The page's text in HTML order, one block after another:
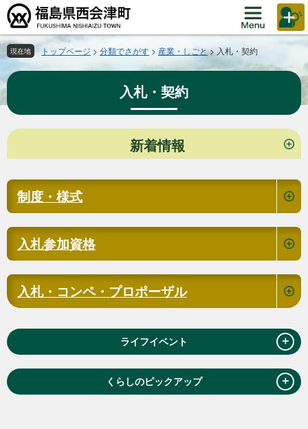
ペ
ー
ジ
の
頭
で
す。
メ
ニ
ュ
ー
飛
ば
し
本
現在地 トップページ > 分類でさがす > 産業・しごと>入札・契約
入札・契約
本
新着情報
制度・様式
入札参加資格
入札・コンペ・プロポーザル
ライフイベント ＋
くらしのピックアップ ＋